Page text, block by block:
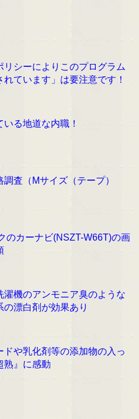
リシーによりこのプログラム
れています」は要注意です！
いる地道な内職！
調査（Mサイズ（テープ）
のカーナビ(NSZT-W66T)の画
濯機のアンモニア臭のような
の漂白剤が効果あり
ドや乳化剤等の添加物の入っ
熟』に感動